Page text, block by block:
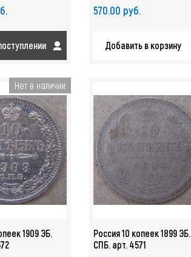
570.00 руб.
Добавить в корзину
Нет в наличии
1909 ЭБ.
Россия 10 копеек 1899 ЭБ.
СПБ. арт. 4571